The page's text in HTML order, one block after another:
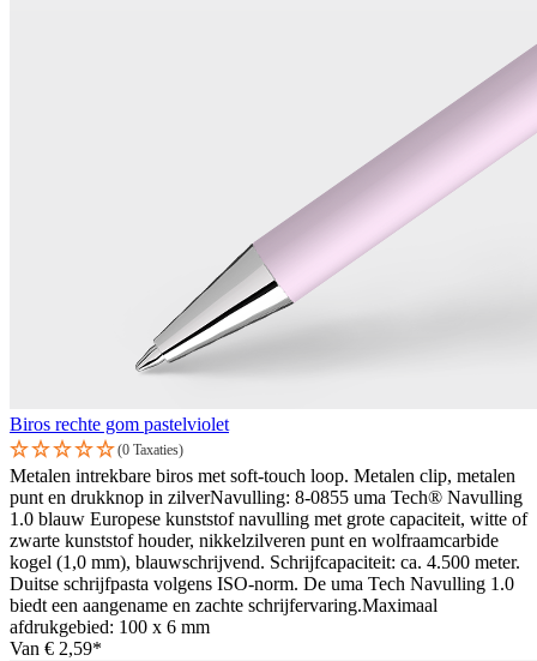
Biros rechte gom pastelviolet
(0 Taxaties)
Metalen intrekbare biros met soft-touch loop. Metalen clip, metalen
punt en drukknop in zilverNavulling: 8-0855 uma Tech® Navulling
1.0 blauw Europese kunststof navulling met grote capaciteit, witte of
zwarte kunststof houder, nikkelzilveren punt en wolfraamcarbide
kogel (1,0 mm), blauwschrijvend. Schrijfcapaciteit: ca. 4.500 meter.
Duitse schrijfpasta volgens ISO-norm. De uma Tech Navulling 1.0
biedt een aangename en zachte schrijfervaring.Maximaal
afdrukgebied: 100 x 6 mm
Van € 2,59*